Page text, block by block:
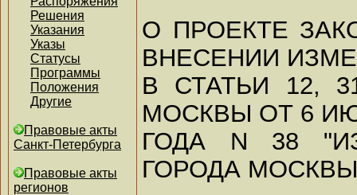
Решения
Указания
Указы
Статусы
Программы
Положения
Другие
Правовые акты
Санкт-Петербурга
Правовые акты
регионов
О ПРОЕКТЕ
ВНЕСЕНИИ
В СТАТЬИ 12,
МОСКВЫ ОТ 6
ГОДА N 38
ГОРОДА